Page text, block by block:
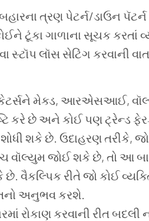
ત્રણ પેટર્ન/ડાઉન પૅટર્ન
ટૂંકા ગાળાના સૂચકકરતાં
સ્ટૉપ લૉસ સેટિંગ કરવાની વાત
મેક્ડ, આરએસઆઈ,
કરે છે અને કોઈ પણટ્રેન્ડ
શોધી શકે છે. ઉદાહરણતરીકે, જો
વૉલ્યુમજોઈશકે છે, તો આ
છે. વૈકલ્પિક રીતેજો કોઈ
અનુભવકરશે.
રોકાણ કરવાની રીત બદલી